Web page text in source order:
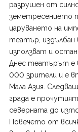
разрушен от
земетресението
царуването на
театър, издълбан
използват и
Днес театърът е
000 зрители и е
Мала Азия.
града е
северната до
Повечето от